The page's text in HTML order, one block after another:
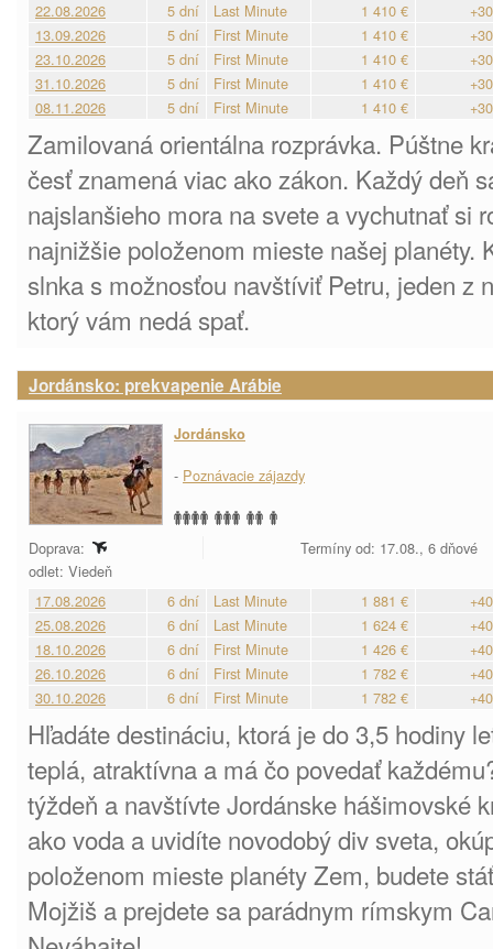
22.08.2026
5 dní Last Minute 1 410 €
13.09.2026
5 dní First Minute 1 410 €
23.10.2026
5 dní First Minute 1 410 €
31.10.2026
5 dní First Minute 1 410 €
08.11.2026
5 dní First Minute 1 410 €
Zamilovaná orientálna rozprávka. Púštne
česť znamená viac ako zákon. Každý deň
najslanšieho mora na svete a vychutnať si
najnižšie položenom mieste našej planéty.
slnka s možnosťou navštíviť Petru, jeden z
ktorý vám nedá spať.
Jordánsko: prekvapenie Arábie
Jordánsko
- Poznávacie zájazdy
Doprava:
Termíny od: 17.08., 6 dňové
odlet: Viedeň
17.08.2026
6 dní Last Minute 1 881 €
25.08.2026
6 dní Last Minute 1 624 €
18.10.2026
6 dní First Minute 1 426 €
26.10.2026
6 dní First Minute 1 782 €
30.10.2026
6 dní First Minute 1 782 €
Hľadáte destináciu, ktorá je do 3,5 hodiny
teplá, atraktívna a má čo povedať
týždeň a navštívte Jordánske hášimovské
ako voda a uvidíte novodobý div sveta,
položenom mieste planéty Zem, budete
Mojžiš a prejdete sa parádnym rímskym